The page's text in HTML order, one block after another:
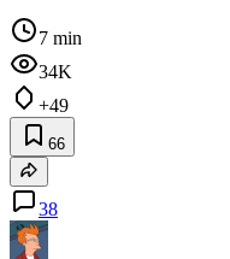
7 min
34K
+49
66
38